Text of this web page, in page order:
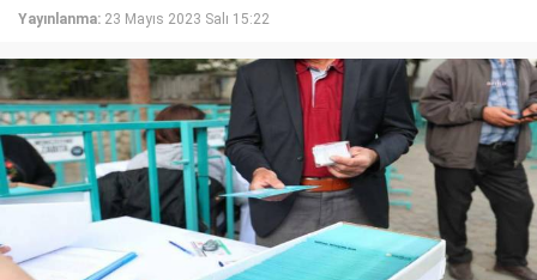
Yayınlanma: 23 Mayıs 2023 Salı 15:22